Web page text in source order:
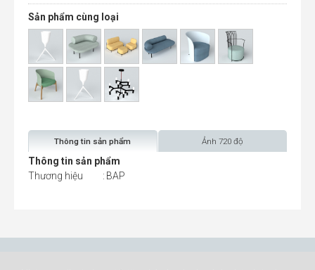
Sản phẩm cùng loại
Thông tin sản phẩm Ảnh 720 độ
Thông tin sản phẩm
Thương hiệu
: BAP